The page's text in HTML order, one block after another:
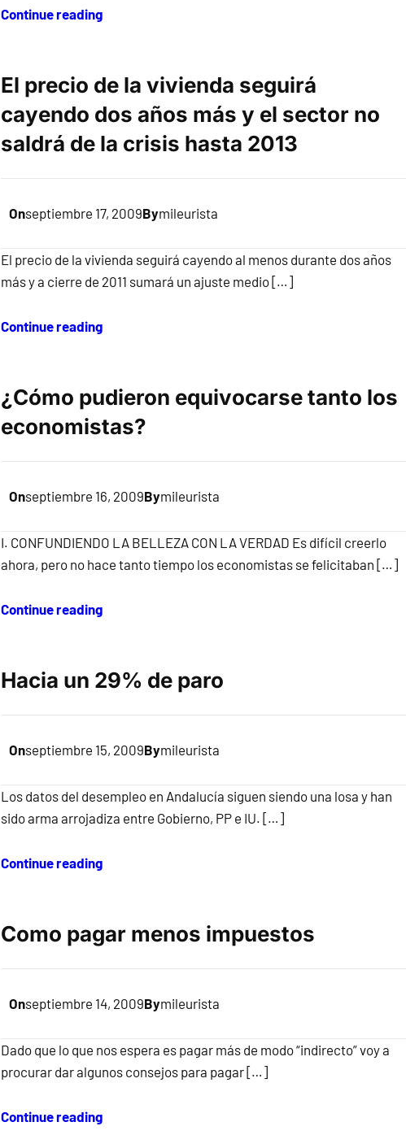
Continue reading
El precio de la vivienda seguirá
cayendo dos años más y el sector no
saldrá de la crisis hasta 2013
Onseptiembre 17, 2009Bymileurista
El precio de la vivienda seguirá cayendo al menos durante dos años
más y a cierre de 2011 sumará un ajuste medio […]
Continue reading
¿Cómo pudieron equivocarse tanto los
economistas?
Onseptiembre 16, 2009Bymileurista
I. CONFUNDIENDO LA BELLEZA CON LA VERDAD Es difícil creerlo
ahora, pero no hace tanto tiempo los economistas se felicitaban […]
Continue reading
Hacia un 29% de paro
Onseptiembre 15, 2009Bymileurista
Los datos del desempleo en Andalucía siguen siendo una losa y han
sido arma arrojadiza entre Gobierno, PP e IU. […]
Continue reading
Como pagar menos impuestos
Onseptiembre 14, 2009Bymileurista
Dado que lo que nos espera es pagar más de modo “indirecto” voy a
procurar dar algunos consejos para pagar […]
Continue reading